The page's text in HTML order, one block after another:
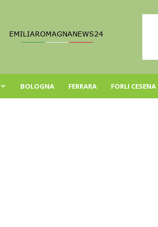
Romagna
BOLOGNA FERRARA FORLI CESENA